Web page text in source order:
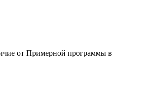
от Примерной программы в